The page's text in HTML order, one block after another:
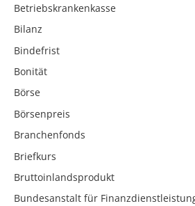
Betriebskrankenkasse
Bilanz
Bindefrist
Bonität
Börse
Börsenpreis
Branchenfonds
Briefkurs
Bruttoinlandsprodukt
Bundesanstalt für